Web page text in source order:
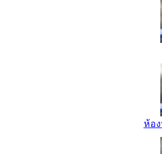
ห้อ